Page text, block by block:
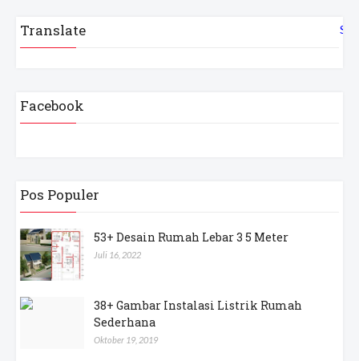
Translate
Facebook
Pos Populer
53+ Desain Rumah Lebar 3 5 Meter
Juli 16, 2022
38+ Gambar Instalasi Listrik Rumah
Sederhana
Oktober 19, 2019